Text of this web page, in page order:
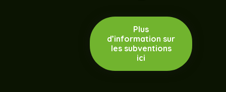
Plus
d’information sur
les subventions
ici